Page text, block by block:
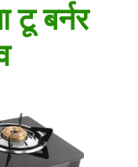
टू बर्नर